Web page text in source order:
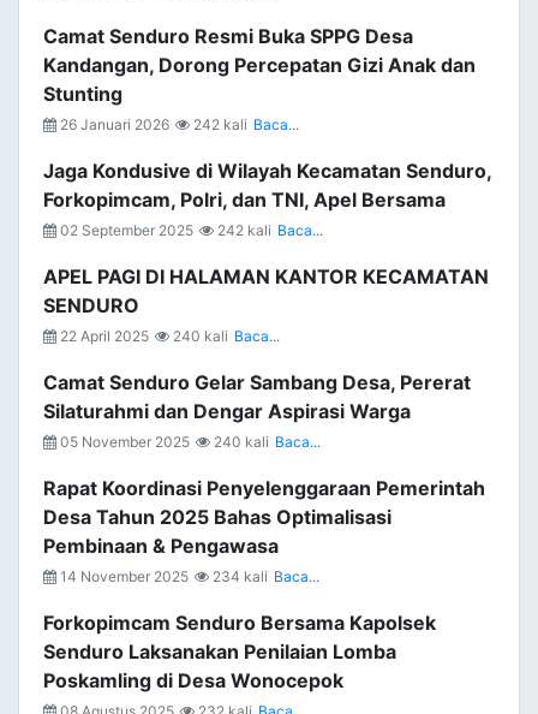
Camat Senduro Resmi Buka SPPG Desa
Kandangan, Dorong Percepatan Gizi Anak dan
Stunting
26 Januari 2026 242 kali Baca...
Jaga Kondusive di Wilayah Kecamatan Senduro,
Forkopimcam, Polri, dan TNI, Apel Bersama
02 September 2025 242 kali Baca...
APEL PAGI DI HALAMAN KANTOR KECAMATAN
SENDURO
22 April 2025 240 kali Baca...
Camat Senduro Gelar Sambang Desa, Pererat
Silaturahmi dan Dengar Aspirasi Warga
05 November 2025 240 kali Baca...
Rapat Koordinasi Penyelenggaraan Pemerintah
Desa Tahun 2025 Bahas Optimalisasi
Pembinaan & Pengawasa
14 November 2025 234 kali Baca...
Forkopimcam Senduro Bersama Kapolsek
Senduro Laksanakan Penilaian Lomba
Poskamling di Desa Wonocepok